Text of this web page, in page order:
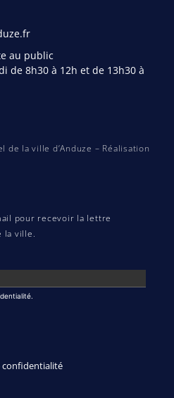
au public
de 8h30 à 12h et de 13h30 à
la ville d’Anduze – Réalisation
pour recevoir la lettre
la ville.
confidentialité